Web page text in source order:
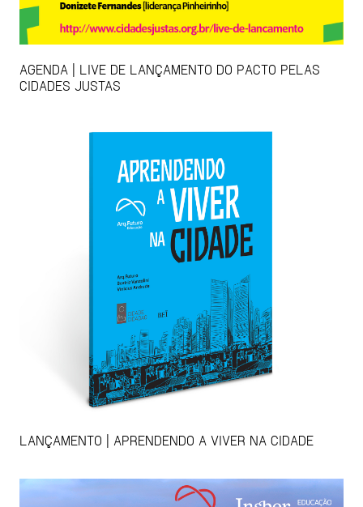
AGENDA | LIVE DE LANÇAMENTO DO PACTO PELAS
CIDADES JUSTAS
LANÇAMENTO | APRENDENDO A VIVER NA CIDADE